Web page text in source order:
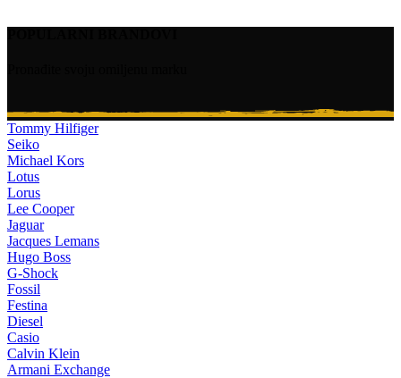
Tommy Hilfiger
Seiko
Michael Kors
Lotus
Lorus
Lee Cooper
Jaguar
Jacques Lemans
Hugo Boss
G-Shock
Fossil
Festina
Diesel
Casio
Calvin Klein
Armani Exchange